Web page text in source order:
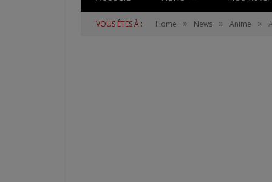
VOUS ÊTES À : Home » News » Anime »